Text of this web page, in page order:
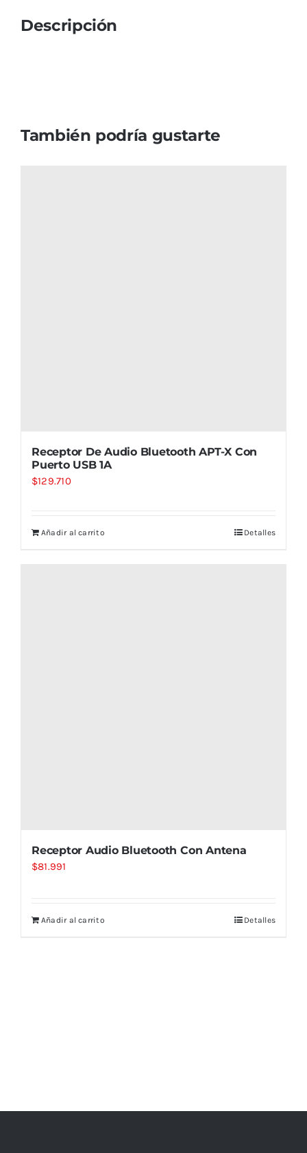
Descripción
También podría gustarte
Receptor De Audio Bluetooth APT-X Con
Puerto USB 1A
$129.710
Añadir al carrito Detalles
Receptor Audio Bluetooth Con Antena
$81.991
Añadir al carrito Detalles